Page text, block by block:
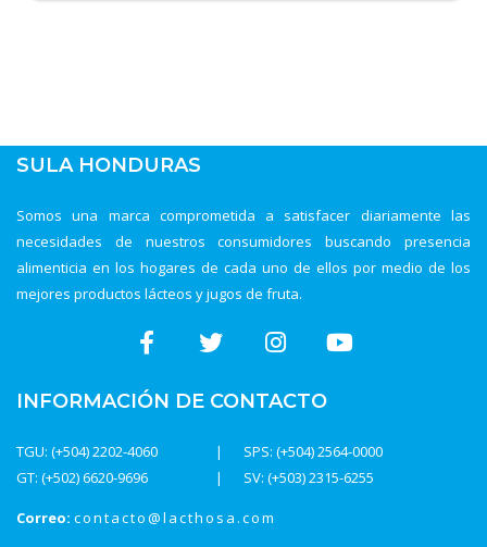
SULA HONDURAS
Somos una marca comprometida a satisfacer diariamente las
necesidades de nuestros consumidores buscando presencia
alimenticia en los hogares de cada uno de ellos por medio de los
mejores productos lácteos y jugos de fruta.
INFORMACIÓN DE CONTACTO
TGU: (+504) 2202-4060
SPS: (+504) 2564-0000
SV: (+503) 2315-6255
GT: (+502) 6620-9696
Correo: contacto@lacthosa.com